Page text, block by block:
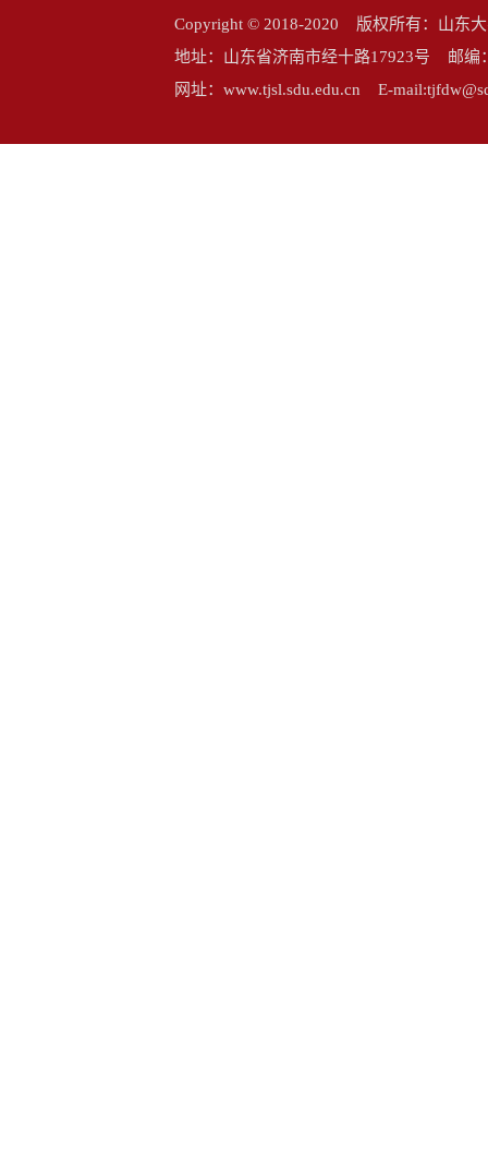
Copyright © 2018-2020 版权所有：山东
地址：山东省济南市经十路17923号 邮
网址：www.tjsl.sdu.edu.cn E-